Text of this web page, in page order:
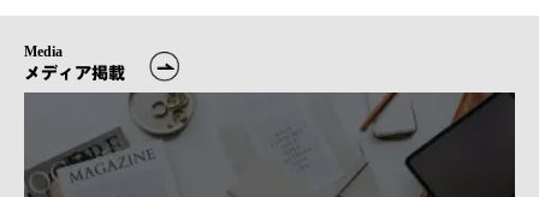
Media
メディア掲載